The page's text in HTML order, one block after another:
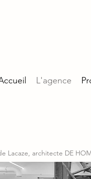
L'agence
Lacaze, architecte DE